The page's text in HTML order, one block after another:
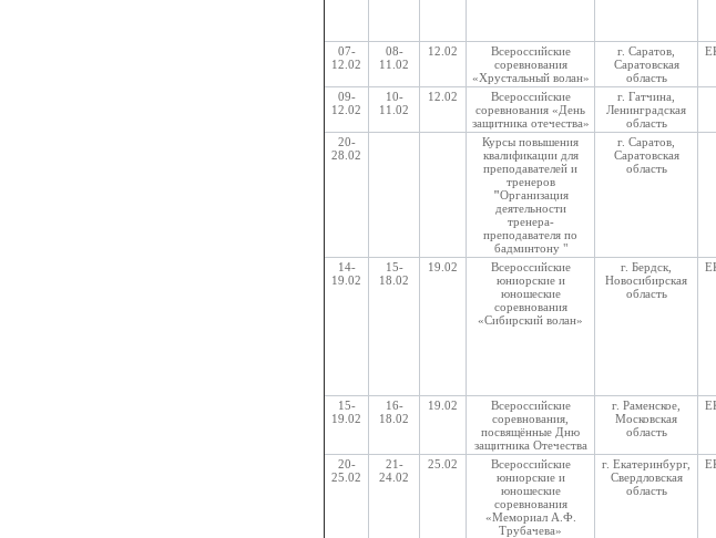
07-
12.02
08-
11.02
12.02
Всероссийские
соревнования
«Хрустальный волан»
г. Саратов,
Саратовская
область
09-
12.02
10-
11.02
12.02
Всероссийские
соревнования «День
защитника отечества»
г. Гатчина,
Ленинградская
область
20-
28.02
Курсы повышения
квалификации для
преподавателей и
тренеров
"Организация
деятельности
тренера-
преподавателя по
бадминтону "
г. Саратов,
Саратовская
область
14-
19.02
15-
18.02
19.02
Всероссийские
юниорские и
юношеские
соревнования
«Сибирский волан»
г. Бердск,
Новосибирская
область
15-
19.02
16-
18.02
19.02
Всероссийские
соревнования,
посвящённые Дню
защитника Отечества
г. Раменское,
Московская
область
20-
25.02
21-
24.02
25.02
Всероссийские
юниорские и
юношеские
соревнования
«Мемориал А.Ф.
Трубачева»
г. Екатеринбург,
Свердловская
область